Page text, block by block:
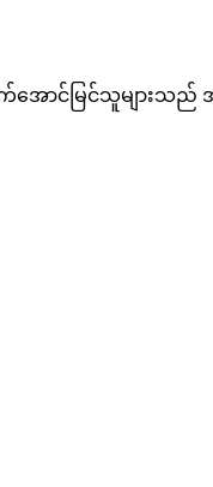
က်အောင်မြင်သူများ